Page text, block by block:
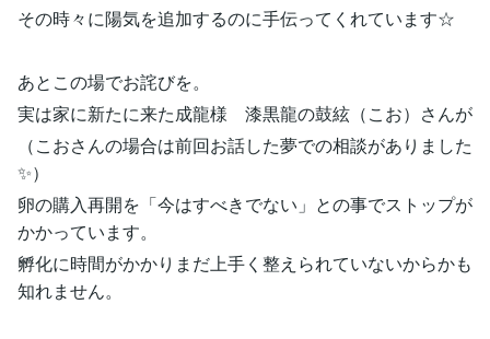
その時々に陽気を追加するのに手伝ってくれています☆
あとこの場でお詫びを。
実は家に新たに来た成龍様 漆黒龍の鼓絃（こお）さんが
（こおさんの場合は前回お話した夢での相談がありました
✨）
卵の購入再開を「今はすべきでない」との事でストップが
かかっています。
孵化に時間がかかりまだ上手く整えられていないからかも
知れません。